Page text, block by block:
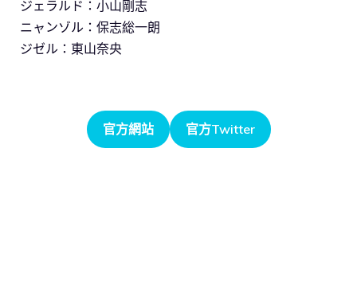
ジェラルド：小山剛志
ニャンゾル：保志総一朗
ジゼル：東山奈央
官方網站 官方Twitter